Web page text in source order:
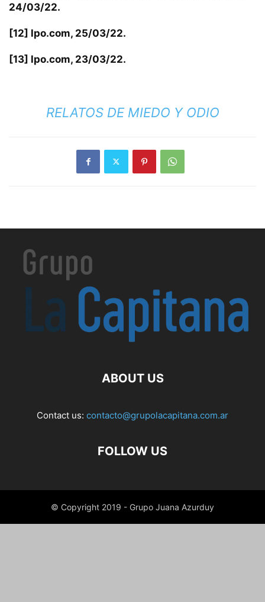
24/03/22.
[12] lpo.com, 25/03/22.
[13] lpo.com, 23/03/22.
RELATOS DE MIEDO Y ODIO
ABOUT US
Contact us: contacto@grupolacapitana.com.ar
FOLLOW US
© Copyright 2019 - Grupo Juana Azurduy